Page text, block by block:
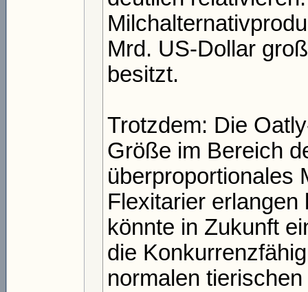
Mrd. US-Dollar
besitzt.
Trotzdem: Die
Größe im Bereich
überproportionales
Flexitarier
könnte in Zukunft
die
normalen